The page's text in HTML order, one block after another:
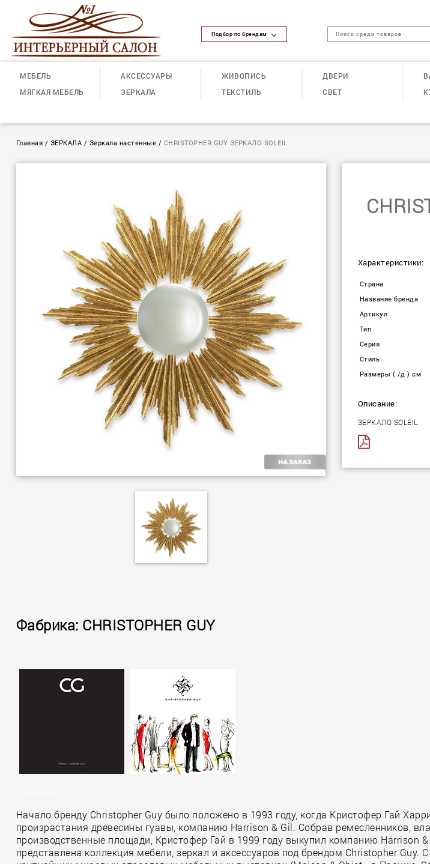
Подбор по брендам
МЕБЕЛЬ
МЯГКАЯ МЕБЕЛЬ
АКСЕССУАРЫ
ЗЕРКАЛА
ЖИВОПИСЬ
ТЕКСТИЛЬ
ДВЕРИ
СВЕТ
Главная / ЗЕРКАЛА / Зеркала настенные / CHRISTOPHER GUY ЗЕРКАЛО SOLEIL
Характеристики:
Страна
Название бренда
Артикул
Тип
Серия
Стиль
Размеры ( /д ) см
Описание:
ЗЕРКАЛО SOLEIL.
Фабрика: CHRISTOPHER GUY
Начало бренду Christopher Guy было положено в 1993 году, когда Кристофер Гай
произрастания древесины гуавы, компанию Harrison & Gil. Собрав ремесленников,
производственные площади, Кристофер Гай в 1999 году выкупил компанию Harrison
представлена коллекция мебели, зеркал и аксессуаров под брендом Christopher